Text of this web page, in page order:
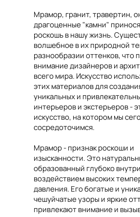
Мрамор, гранит, травертин,
драгоценные "камни"
роскошь в нашу жизнь.
волшебное в их природной
разнообразии оттенков, что
внимание дизайнеров и
всего мира. Искусство
этих материалов для
уникальных и
интерьеров и экстерьеров -
искусство, на котором мы
сосредоточимся.
Мрамор - признак роскоши и
изысканности. Это
образованный глубоко
воздействием высоких
давления. Его богатые и
чешуйчатые узоры и яркие
привлекают внимание и